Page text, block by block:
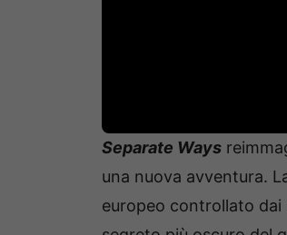
Separate Ways
una nuova avventura.
europeo controllato dai